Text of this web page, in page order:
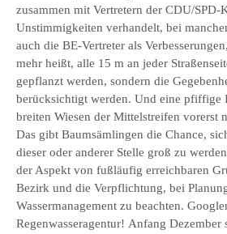
zusammen mit Vertretern der CDU/SPD-
Unstimmigkeiten verhandelt, bei
auch die BE-Vertreter als
mehr heißt, alle 15 m an jeder
gepflanzt werden, sondern die
berücksichtigt werden. Und eine pfiffige
breiten Wiesen der Mittelstreifen vorerst
Das gibt Baumsämlingen die Chance,
dieser oder anderer Stelle groß zu
der Aspekt von fußläufig erreichbaren
Bezirk und die Verpflichtung, bei
Wassermanagement zu beachten.
Regenwasseragentur! Anfang Dezember